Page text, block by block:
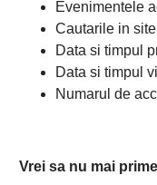
Evenimentele
Cautarile in site
Data si timpul
Data si timpul
Numarul de
Vrei sa nu mai